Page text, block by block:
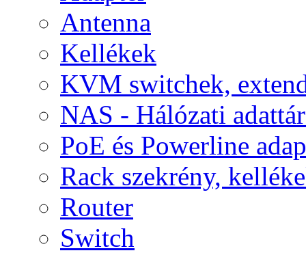
Antenna
Kellékek
KVM switchek,
NAS - Hálózati
PoE és Powerline
Rack szekrény,
Router
Switch